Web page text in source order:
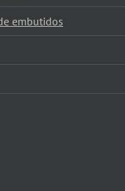
embutidos